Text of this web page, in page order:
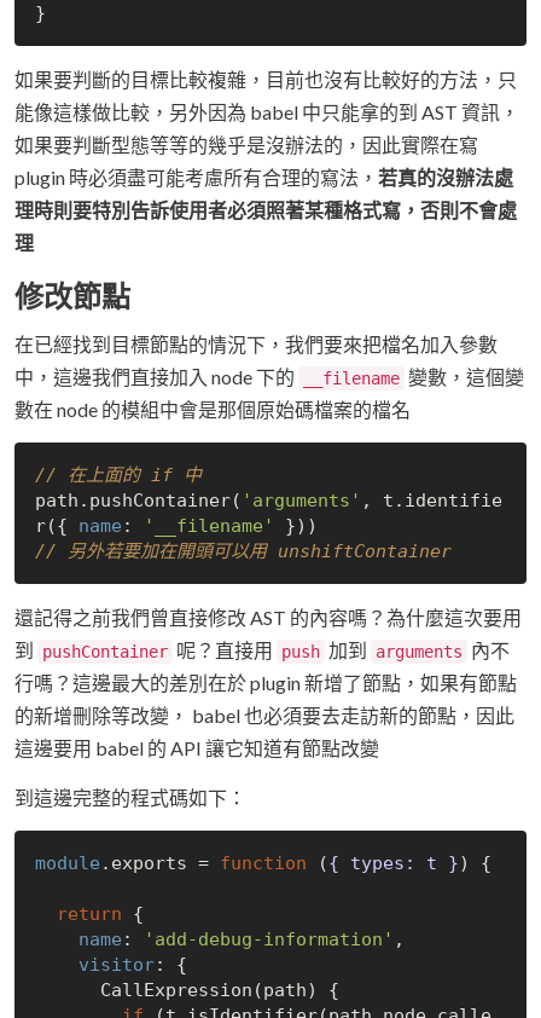
如果要判斷的目標比較複雜，目前也沒有比較好的方法，只
能像這樣做比較，另外因為 babel 中只能拿的到 AST 資訊，
如果要判斷型態等等的幾乎是沒辦法的，因此實際在寫
plugin 時必須盡可能考慮所有合理的寫法， 若真的沒辦法處
理時則要特別告訴使用者必須照著某種格式寫，否則不會處
理
修改節點
在已經找到目標節點的情況下，我們要來把檔名加入參數
中，這邊我們直接加入 node 下的
__filename 變數，這個變
數在 node 的模組中會是那個原始碼檔案的檔名
// 在上面的 if 中
path.pushContainer( 'arguments' , t.identifie
r({ name : '__filename'
// 另外若要加在開頭可以用 unshiftContainer
還記得之前我們曾直接修改 AST 的內容嗎？為什麼這次要用
到 pushContainer 呢？直接用 push 加到 arguments 內不
行嗎？這邊最大的差別在於 plugin 新增了節點，如果有節點
的新增刪除等改變， babel 也必須要去走訪新的節點，因此
這邊要用 babel 的 API 讓它知道有節點改變
到這邊完整的程式碼如下：
module .exports = function ({ types: t }) {
return {
name : 'add-debug-information' ,
visitor: {